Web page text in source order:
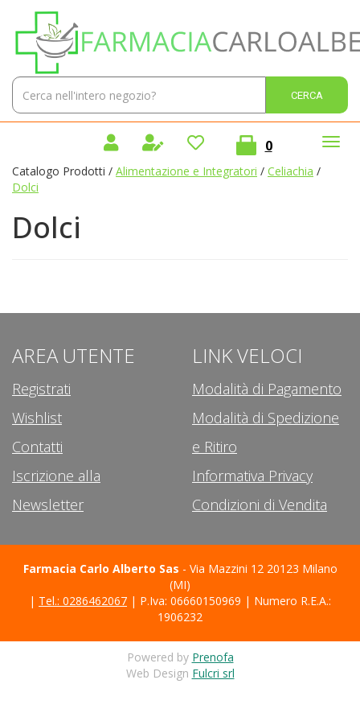
contenuto
principale
Farmacia
Carlo
Alberto
Cerca
Prodotto
0prodotti
Catalogo Prodotti / Alimentazione e Integratori / Celiachia /
Dolci
Dolci
AREA UTENTE
Registrati
Wishlist
Contatti
Iscrizione alla
Newsletter
LINK VELOCI
Modalità di Pagamento
Modalità di Spedizione
e Ritiro
Informativa Privacy
Condizioni di Vendita
Farmacia Carlo Alberto Sas - Via Mazzini 12 20123 Milano
(MI)
| Tel.: 0286462067 | P.Iva: 06660150969 | Numero R.E.A.:
1906232
Powered by Prenofa
Web Design Fulcri srl